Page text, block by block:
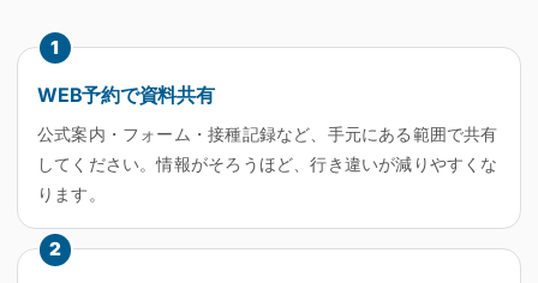
1
WEB予約で資料共有
公式案内・フォーム・接種記録など、手元にある範囲で共有
してください。情報がそろうほど、行き違いが減りやすくな
ります。
2